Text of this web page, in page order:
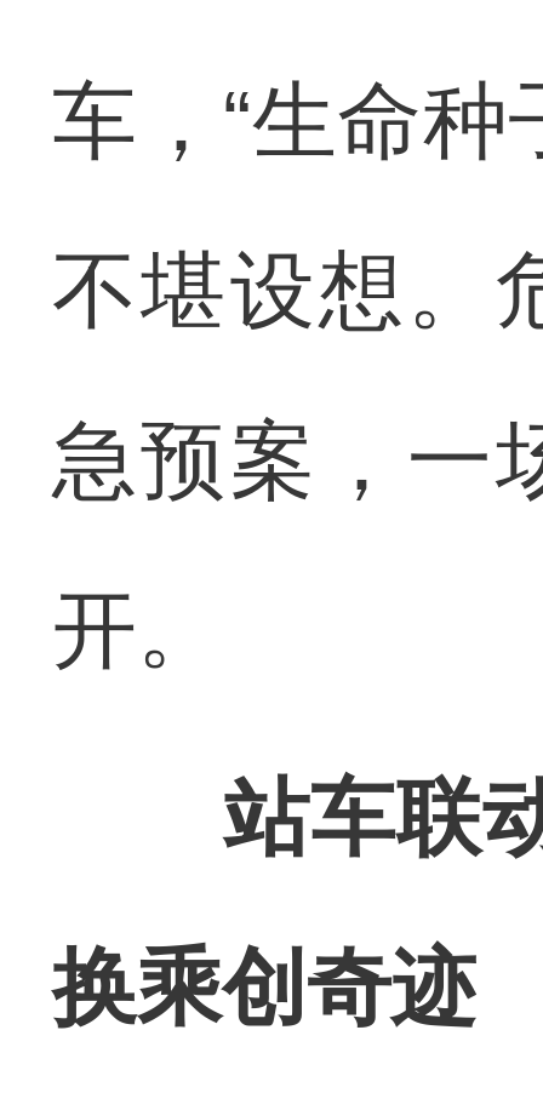
车，“生命
不堪设想。
急预案，一
开。
站车联
换乘创奇迹